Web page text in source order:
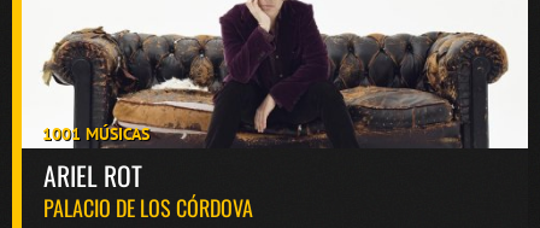
1001 MÚSICAS
ARIEL ROT
PALACIO DE LOS CÓRDOVA